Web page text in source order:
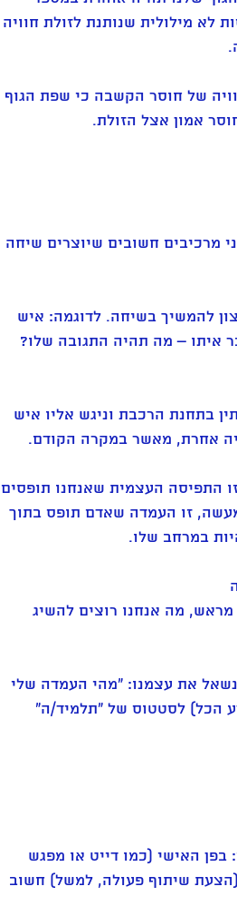
לא מילולית שנותנת לזולת חוויה
של חוסר הקשבה כי שפת הגוף
אמון אצל הזולת.
מרכיבים חשובים שיוצרים שיחה
להמשיך בשיחה. לדוגמה: איש
איתו – מה תהיה התגובה שלו?
בתחנת הרכבת וניגש אליו איש
אחרת, מאשר במקרה הקודם.
התפיסה העצמית שאנחנו תופסים
זו העמדה שאדם תופס בתוך
במרחב שלו.
מראש, מה אנחנו רוצים להשיג
את עצמנו: "מהי העמדה שלי
הכל) לסטטוס של "תלמיד/ה"
בפן האישי (כמו דייט או מפגש
שיתוף פעולה, למשל) חשוב